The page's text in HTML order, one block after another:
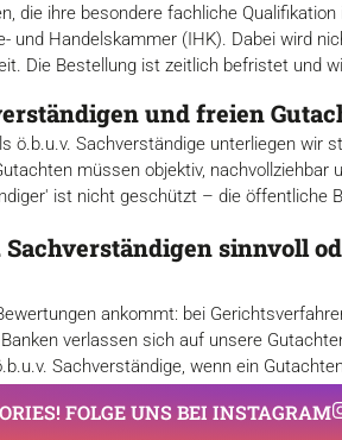
die ihre besondere fachliche Qualifikation
und Handelskammer (IHK). Dabei wird
Die Bestellung ist zeitlich befristet und
und freien
ö.b.u.v. Sachverständige unterliegen wir
müssen objektiv, nachvollziehbar
ist nicht geschützt – die öffentliche
sinnvoll
ankommt: bei
verlassen sich auf unsere
Sachverständige, wenn ein
FOLGE UNS BEI INSTAGRAM